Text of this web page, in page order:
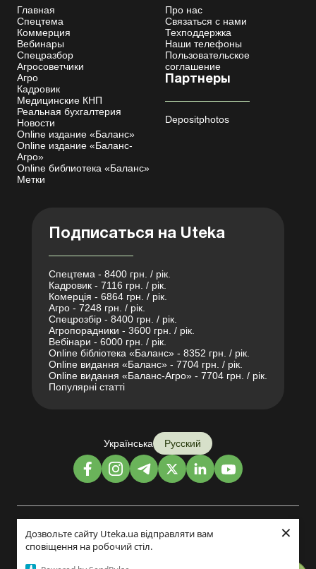
Дозвольте сайту Uteka.ua відправляти вам
сповіщення на робочий стіл.
×
Главная
Спецтема
Коммерция
Вебинары
Спецразбор
Агросоветчики
Агро
Кадровик
Медицинские КНП
Реальная бухгалтерия
Новости
Online издание «Баланс»
Online издание «Баланс-
Агро»
Online библиотека «Баланс»
Метки
Про нас
Связаться с нами
Техподдержка
Наши телефоны
Пользовательское
соглашение
Партнеры
Depositphotos
Подписаться на Uteka
Спецтема - 8400 грн. / рік.
Кадровик - 7116 грн. / рік.
Комерція - 6864 грн. / рік.
Агро - 7248 грн. / рік.
Спецрозбір - 8400 грн. / рік.
Агропорадники - 3600 грн. / рік.
Вебінари - 6000 грн. / рік.
Online бібліотека «Баланс» - 8352 грн. / рік.
Online видання «Баланс» - 7704 грн. / рік.
Online видання «Баланс-Агро» - 7704 грн. / рік.
Популярні статті
Українська Русский
Дизайн и разработка: